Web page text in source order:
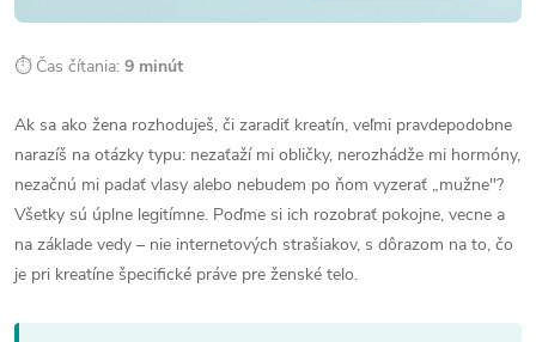
⏱ Čas čítania: 9 minút
Ak sa ako žena rozhoduješ, či zaradiť kreatín, veľmi pravdepodobne
narazíš na otázky typu: nezaťaží mi obličky, nerozhádže mi hormóny,
nezačnú mi padať vlasy alebo nebudem po ňom vyzerať „mužne"?
Všetky sú úplne legitímne. Poďme si ich rozobrať pokojne, vecne a
na základe vedy – nie internetových strašiakov, s dôrazom na to, čo
je pri kreatíne špecifické práve pre ženské telo.